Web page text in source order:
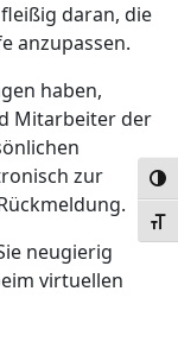
daran, die
anzupassen.
haben,
Mitarbeiter der
zur
neugierig
virtuellen